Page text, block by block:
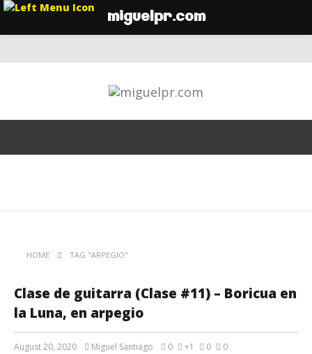
HOME TAG "ARPEGIO"
Clase de guitarra (Clase #11) – Boricua en
la Luna, en arpegio
August 20, 2020 Miguel Santiago 0 +1 0 0
miguelpr.com